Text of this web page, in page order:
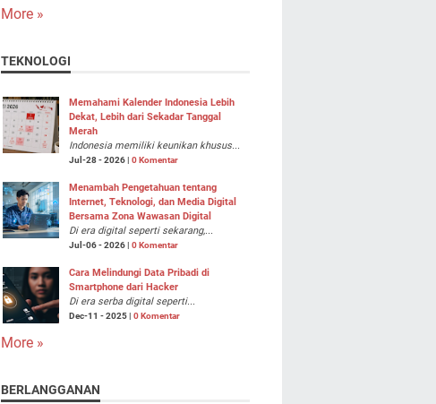
More »
TEKNOLOGI
Memahami Kalender Indonesia Lebih
Dekat, Lebih dari Sekadar Tanggal
Merah
Indonesia memiliki keunikan khusus...
Jul-28 - 2026 | 0 Komentar
Menambah Pengetahuan tentang
Internet, Teknologi, dan Media Digital
Bersama Zona Wawasan Digital
Di era digital seperti sekarang,...
Jul-06 - 2026 | 0 Komentar
Cara Melindungi Data Pribadi di
Smartphone dari Hacker
Di era serba digital seperti...
Dec-11 - 2025 | 0 Komentar
More »
BERLANGGANAN